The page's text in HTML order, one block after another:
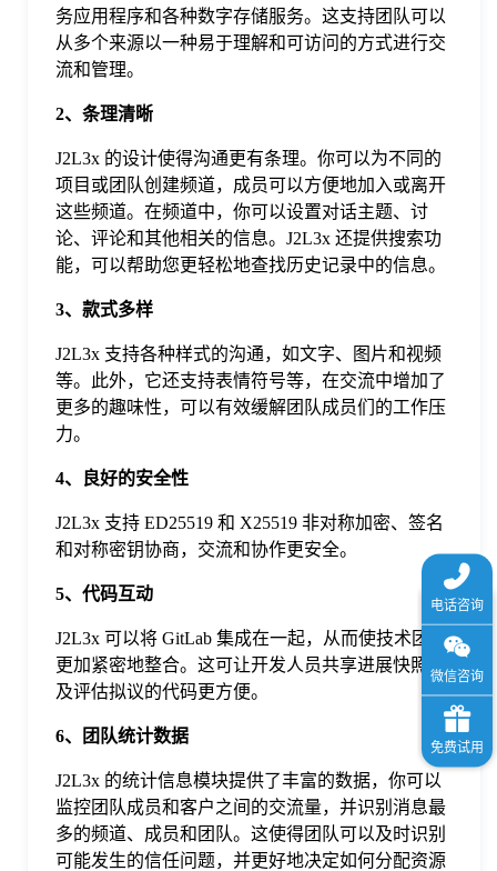
务应用程序和各种数字存储服务。这支持团队可以
从多个来源以一种易于理解和可访问的方式进行交
流和管理。
2、条理清晰
J2L3x 的设计使得沟通更有条理。你可以为不同的
项目或团队创建频道，成员可以方便地加入或离开
这些频道。在频道中，你可以设置对话主题、讨
论、评论和其他相关的信息。J2L3x 还提供搜索功
能，可以帮助您更轻松地查找历史记录中的信息。
3、款式多样
J2L3x 支持各种样式的沟通，如文字、图片和视频
等。此外，它还支持表情符号等，在交流中增加了
更多的趣味性，可以有效缓解团队成员们的工作压
力。
4、良好的安全性
J2L3x 支持 ED25519 和 X25519 非对称加密、签名
和对称密钥协商，交流和协作更安全。
5、代码互动
J2L3x 可以将 GitLab 集成在一起，从而使技术团队
更加紧密地整合。这可让开发人员共享进展快照以
及评估拟议的代码更方便。
6、团队统计数据
J2L3x 的统计信息模块提供了丰富的数据，你可以
监控团队成员和客户之间的交流量，并识别消息最
多的频道、成员和团队。这使得团队可以及时识别
可能发生的信任问题，并更好地决定如何分配资源